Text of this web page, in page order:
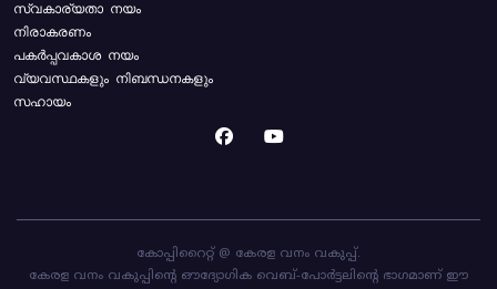
സ്വകാര്യതാ നയം
നിരാകരണം
പകർപ്പവകാശ നയം
വ്യവസ്ഥകളും നിബന്ധനകളും
സഹായം
കോപ്പിറൈറ്റ് @ കേരള വനം വകുപ്പ്.
കേരള വനം വകുപ്പിന്റെ ഔദ്യോഗിക വെബ്-പോർട്ടലിന്റെ ഭാഗമാണ് ഈ